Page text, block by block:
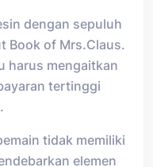
dengan sepuluh
Book of Mrs.Claus.
harus mengaitkan
tertinggi
tidak memiliki
elemen